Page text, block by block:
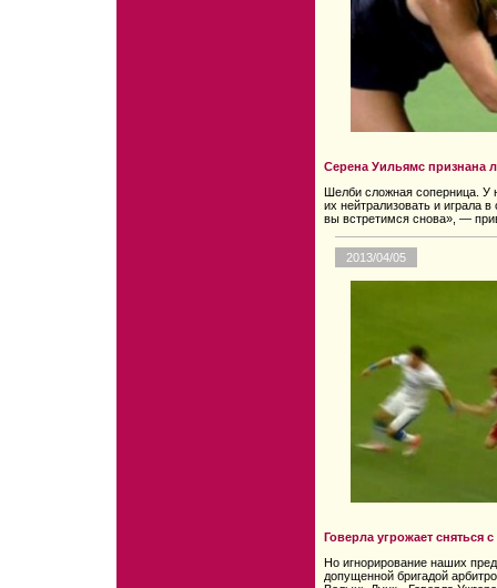
Серена Уильямс признана
Шелби сложная соперница. У
их нейтрализовать и играла
вы встретимся снова», —
2013/04/05
Говерла угрожает сняться
Но игнорирование наших
допущенной бригадой